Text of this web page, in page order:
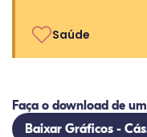
Saúde
Faça o download de
Baixar Gráficos -